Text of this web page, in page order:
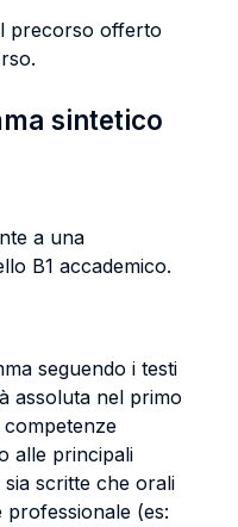
precorso offerto
sintetico
a una
B1 accademico.
seguendo i testi
assoluta nel primo
competenze
alle principali
scritte che orali
professionale (es: